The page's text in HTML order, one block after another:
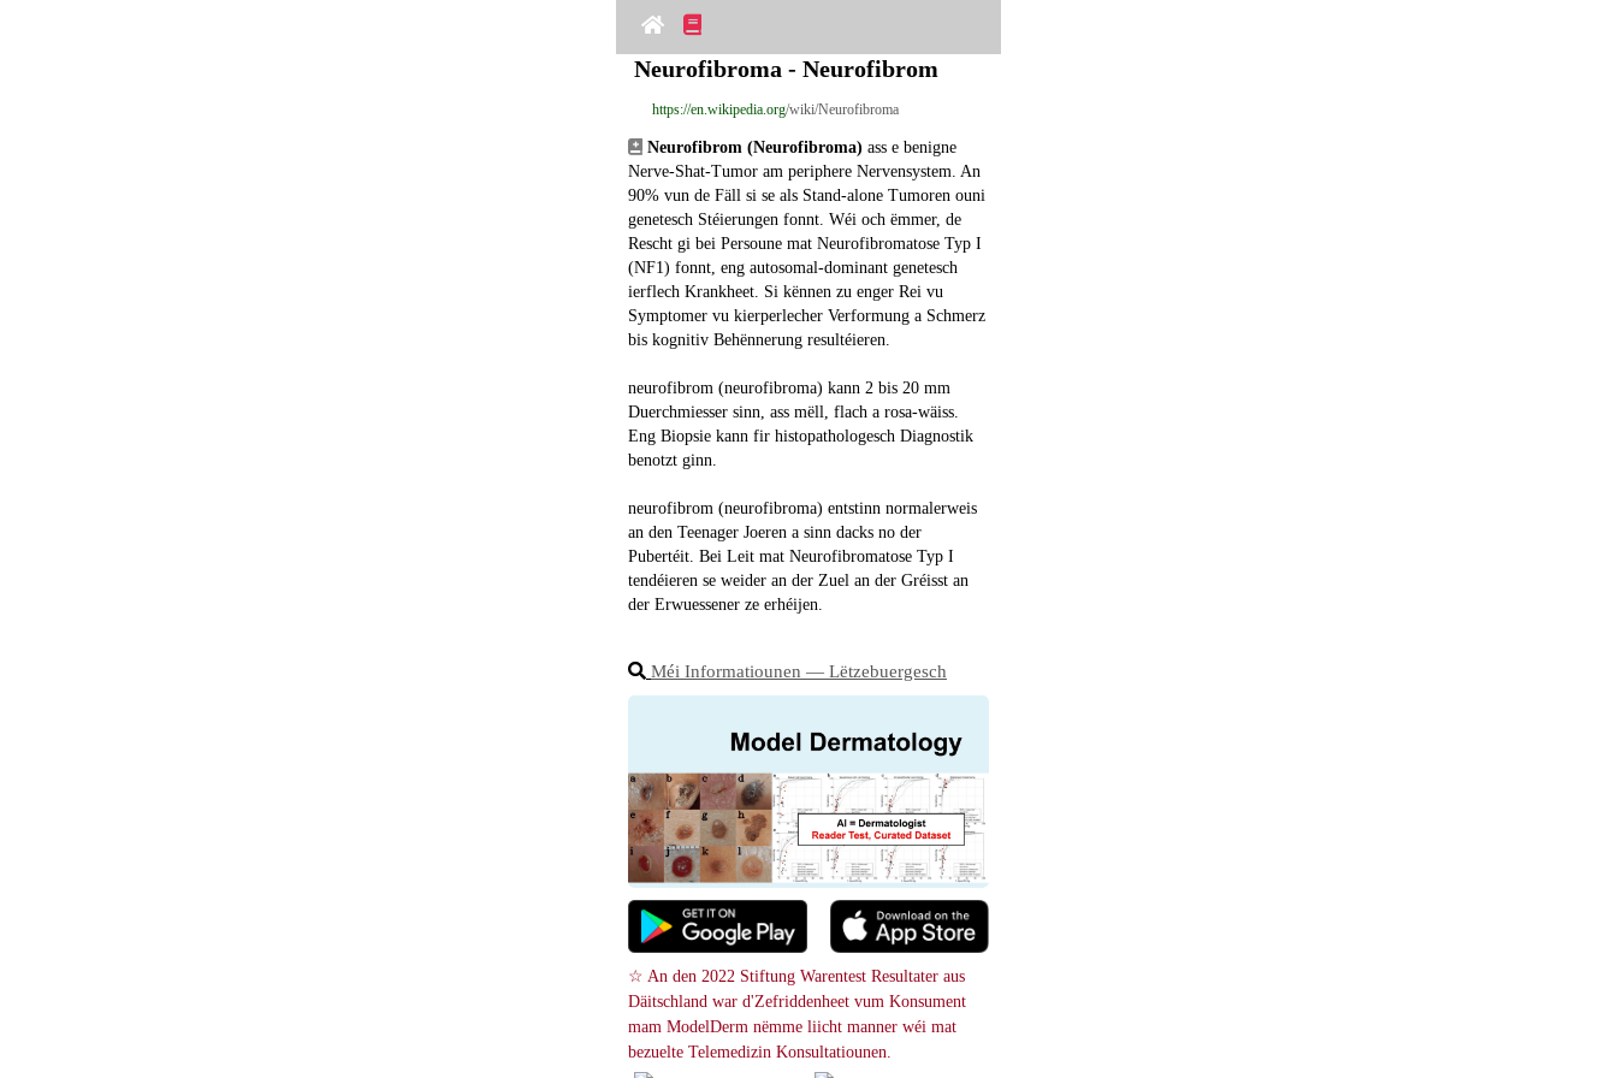
Neurofibroma - Neurofibrom
https://en.wikipedia.org/wiki/Neurofibroma
Neurofibrom (Neurofibroma) ass e benigne
Nerve-Shat-Tumor am periphere Nervensystem. An
90% vun de Fäll si se als Stand-alone Tumoren ouni
genetesch Stéierungen fonnt. Wéi och ëmmer, de
Rescht gi bei Persoune mat Neurofibromatose Typ I
(NF1) fonnt, eng autosomal-dominant genetesch
ierflech Krankheet. Si kënnen zu enger Rei vu
Symptomer vu kierperlecher Verformung a Schmerz
bis kognitiv Behënnerung resultéieren.
neurofibrom (neurofibroma) kann 2 bis 20 mm
Duerchmiesser sinn, ass mëll, flach a rosa-wäiss.
Eng Biopsie kann fir histopathologesch Diagnostik
benotzt ginn.
neurofibrom (neurofibroma) entstinn normalerweis
an den Teenager Joeren a sinn dacks no der
Pubertéit. Bei Leit mat Neurofibromatose Typ I
tendéieren se weider an der Zuel an der Gréisst an
der Erwuessener ze erhéijen.
Méi Informatiounen ― Lëtzebuergesch
☆ An den 2022 Stiftung Warentest Resultater aus
Däitschland war d'Zefriddenheet vum Konsument
mam ModelDerm nëmme liicht manner wéi mat
bezuelte Telemedizin Konsultatiounen.